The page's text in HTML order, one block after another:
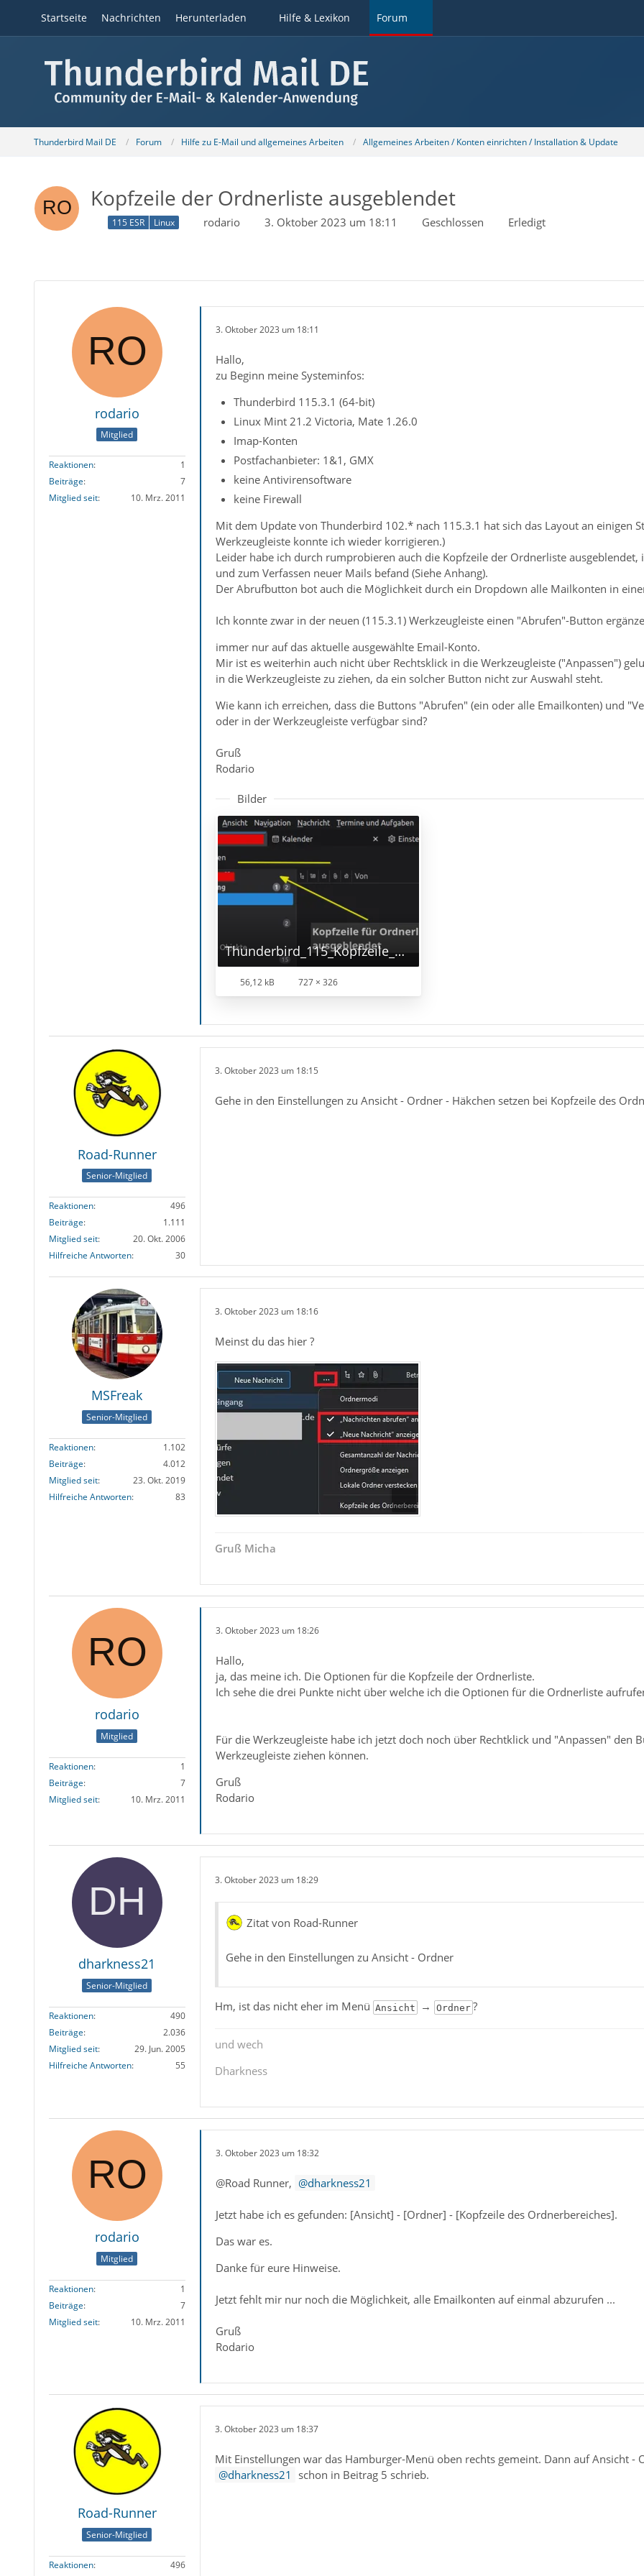
Startseite Nachrichten Herunterladen Hilfe & Lexikon Forum
Thunderbird Mail DE Forum Hilfe zu E-Mail und allgemeines Arbeiten Allgemeines Arbeiten / Konten einrichten / Installation & Update
Kopfzeile der Ordnerliste ausgeblendet
115 ESR Linux rodario 3. Oktober 2023 um 18:11 Geschlossen Erledigt
rodario
Mitglied
Reaktionen
1
Beiträge
7
Mitglied seit
10. Mrz. 2011
3. Oktober 2023 um 18:11
Hallo,
zu Beginn meine Systeminfos:
Thunderbird 115.3.1 (64-bit)
Linux Mint 21.2 Victoria, Mate 1.26.0
Imap-Konten
Postfachanbieter: 1&1, GMX
keine Antivirensoftware
keine Firewall
Mit dem Update von Thunderbird 102.* nach 115.3.1 hat sich das Layout an einigen
Werkzeugleiste konnte ich wieder korrigieren.)
Leider habe ich durch rumprobieren auch die Kopfzeile der Ordnerliste
und zum Verfassen neuer Mails befand (Siehe Anhang).
Der Abrufbutton bot auch die Möglichkeit durch ein Dropdown alle Mailkonten in
Ich konnte zwar in der neuen (115.3.1) Werkzeugleiste einen "Abrufen"-Button
immer nur auf das aktuelle ausgewählte Email-Konto.
Mir ist es weiterhin auch nicht über Rechtsklick in die Werkzeugleiste ("Anpassen")
in die Werkzeugleiste zu ziehen, da ein solcher Button nicht zur Auswahl steht.
Wie kann ich erreichen, dass die Buttons "Abrufen" (ein oder alle Emailkonten) und
oder in der Werkzeugleiste verfügbar sind?
Gruß
Rodario
Bilder
Thunderbird_115_Kopfzeile_Ordnerliste.png
56,12 kB 727 × 326
Road-Runner
Senior-Mitglied
Reaktionen
496
Beiträge
1.111
Mitglied seit
20. Okt. 2006
Hilfreiche Antworten
30
3. Oktober 2023 um 18:15
Gehe in den Einstellungen zu Ansicht - Ordner - Häkchen setzen bei Kopfzeile des
MSFreak
Senior-Mitglied
Reaktionen
1.102
Beiträge
4.012
Mitglied seit
23. Okt. 2019
Hilfreiche Antworten
83
3. Oktober 2023 um 18:16
Meinst du das hier ?
Gruß Micha
rodario
Mitglied
Reaktionen
1
Beiträge
7
Mitglied seit
10. Mrz. 2011
3. Oktober 2023 um 18:26
Hallo,
ja, das meine ich. Die Optionen für die Kopfzeile der Ordnerliste.
Ich sehe die drei Punkte nicht über welche ich die Optionen für die Ordnerliste
Für die Werkzeugleiste habe ich jetzt doch noch über Rechtklick und "Anpassen" den
Werkzeugleiste ziehen können.
Gruß
Rodario
dharkness21
Senior-Mitglied
Reaktionen
490
Beiträge
2.036
Mitglied seit
29. Jun. 2005
Hilfreiche Antworten
55
3. Oktober 2023 um 18:29
Zitat von Road-Runner
Gehe in den Einstellungen zu Ansicht - Ordner
Hm, ist das nicht eher im Menü Ansicht → Ordner ?
und wech
Dharkness
rodario
Mitglied
Reaktionen
1
Beiträge
7
Mitglied seit
10. Mrz. 2011
3. Oktober 2023 um 18:32
@Road Runner, dharkness21
Jetzt habe ich es gefunden: [Ansicht] - [Ordner] - [Kopfzeile des Ordnerbereiches].
Das war es.
Danke für eure Hinweise.
Jetzt fehlt mir nur noch die Möglichkeit, alle Emailkonten auf einmal abzurufen ...
Gruß
Rodario
Road-Runner
Senior-Mitglied
Reaktionen
496
3. Oktober 2023 um 18:37
Mit Einstellungen war das Hamburger-Menü oben rechts gemeint. Dann auf Ansicht -
dharkness21 schon in Beitrag 5 schrieb.